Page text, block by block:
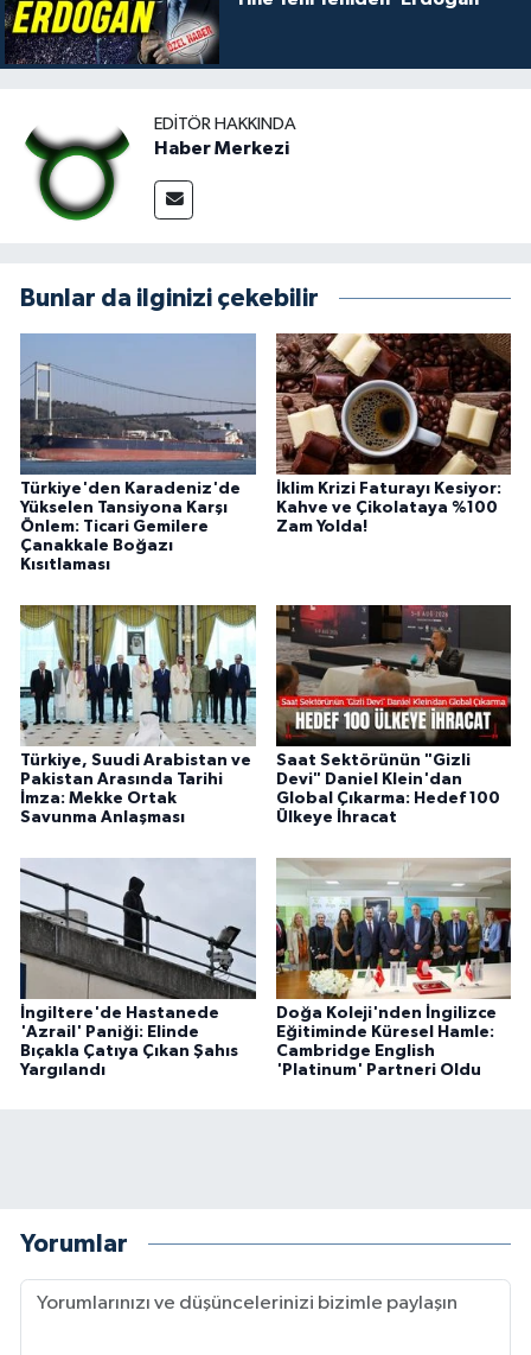
EDITÖR HAKKINDA
Haber Merkezi
Bunlar da ilginizi çekebilir
Türkiye'den Karadeniz'de
Yükselen Tansiyona Karşı
Önlem: Ticari Gemilere
Çanakkale Boğazı
Kısıtlaması
İklim Krizi Faturayı Kesiyor:
Kahve ve Çikolataya %100
Zam Yolda!
Türkiye, Suudi Arabistan ve
Pakistan Arasında Tarihi
İmza: Mekke Ortak
Savunma Anlaşması
Saat Sektörünün "Gizli
Devi" Daniel Klein'dan
Global Çıkarma: Hedef 100
Ülkeye İhracat
İngiltere'de Hastanede
'Azrail' Paniği: Elinde
Bıçakla Çatıya Çıkan Şahıs
Yargılandı
Doğa Koleji'nden İngilizce
Eğitiminde Küresel Hamle:
Cambridge English
'Platinum' Partneri Oldu
Yorumlar